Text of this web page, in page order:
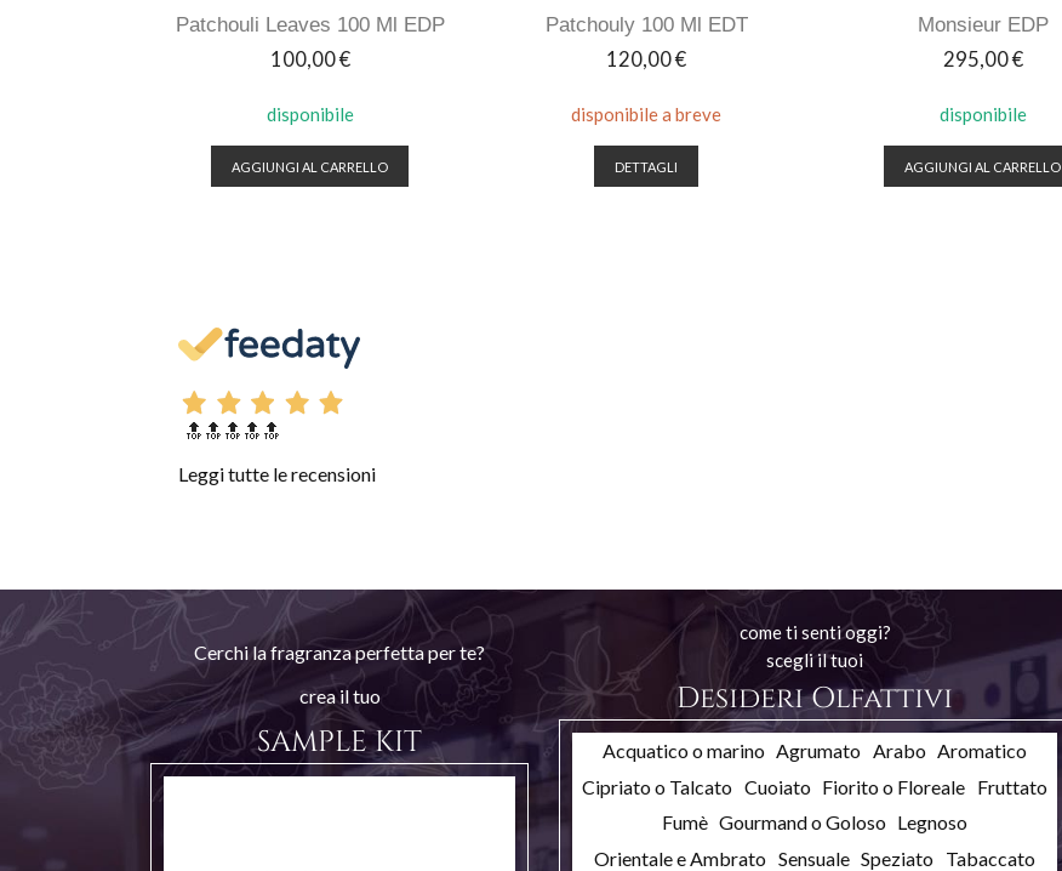
Patchouli Leaves 100 Ml EDP
Prezzo
100,00 €
disponibile
AGGIUNGI AL CARRELLO
Patchouly 100 Ml EDT
Prezzo
120,00 €
disponibile a breve
DETTAGLI
Monsieur EDP
Prezzo
295,00 €
disponibile
AGGIUNGI AL CARRELLO
🔝🔝🔝🔝🔝
Leggi tutte le recensioni
Cerchi la fragranza perfetta per te?
crea il tuo
SAMPLE KIT
come ti senti oggi?
scegli il tuoi
Desideri Olfattivi
Acquatico o marino Agrumato Arabo Aromatico
Cipriato o Talcato Cuoiato Fiorito o Floreale Fruttato
Fumè Gourmand o Goloso Legnoso
Orientale e Ambrato Sensuale Speziato Tabaccato